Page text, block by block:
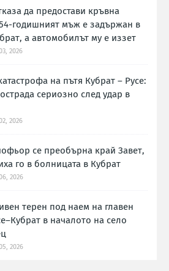
да предостави кръвна
годишният мъж е задържан в
а автомобилът му е иззет
2026
на пътя Кубрат – Русе:
сериозно след удар в
2026
се преобърна край Завет,
го в болницата в Кубрат
2026
терен под наем на главен
в началото на село
2026